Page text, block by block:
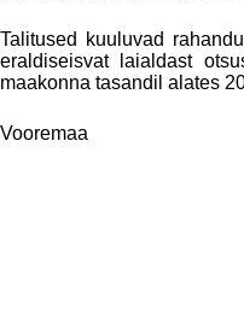
Talitused kuuluvad
eraldiseisvat laialdast
maakonna tasandil alates
Vooremaa